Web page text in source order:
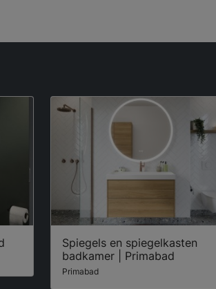
Spiegels en spiegelkasten
badkamer | Primabad
Primabad